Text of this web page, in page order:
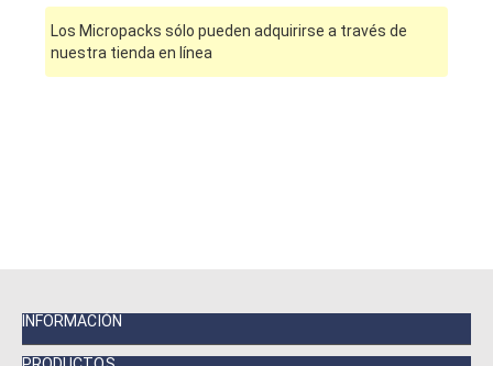
Los Micropacks sólo pueden adquirirse a través de
nuestra tienda en línea
INFORMACIÓN